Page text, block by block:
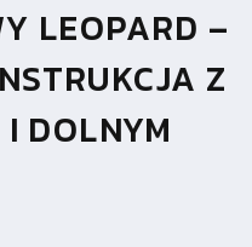
LEOPARD –
Z
DOLNYM